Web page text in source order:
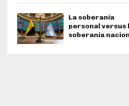
La soberanía
personal versus
soberanía